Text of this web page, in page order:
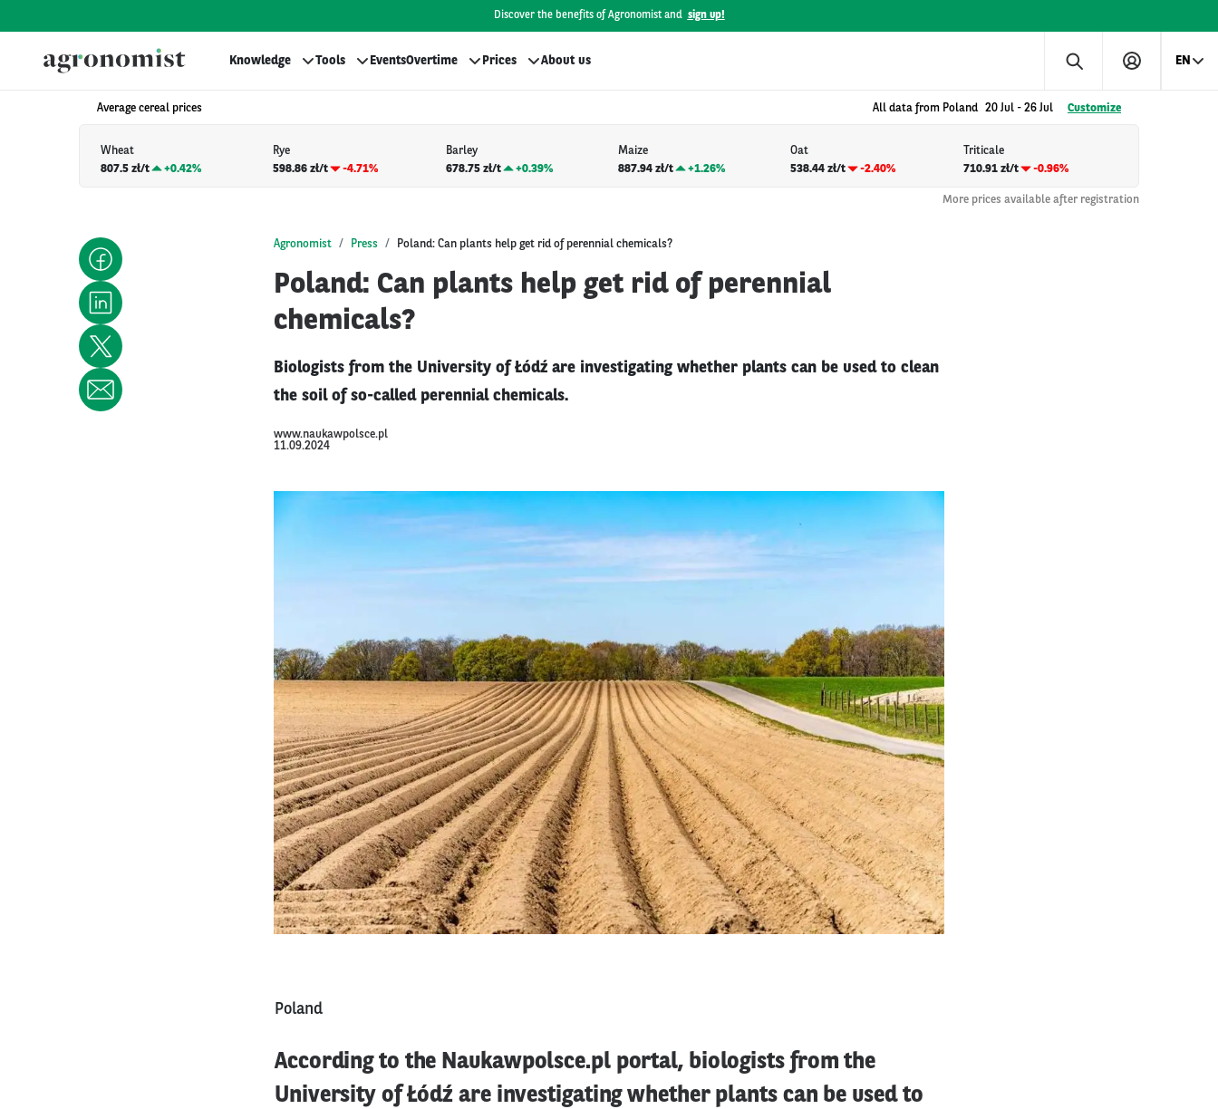
Discover the benefits of Agronomist and sign up!
Knowledge Tools EventsOvertime Prices About us EN
Average cereal prices All data from Poland 20 Jul - 26 Jul Customize
Wheat
807.5 zł/t
+0.42%
Rye
598.86 zł/t
-4.71%
Barley
678.75 zł/t
+0.39%
Maize
887.94 zł/t
+1.26%
Oat
538.44 zł/t
-2.40%
Triticale
710.91 zł/t
-0.96%
More prices available after registration
Agronomist Press Poland: Can plants help get rid of perennial chemicals?
Poland: Can plants help get rid of perennial
chemicals?
Biologists from the University of Łódź are investigating whether plants can be used to clean
the soil of so-called perennial chemicals.
www.naukawpolsce.pl
11.09.2024
Poland
According to the Naukawpolsce.pl portal, biologists from the
University of Łódź are investigating whether plants can be used to